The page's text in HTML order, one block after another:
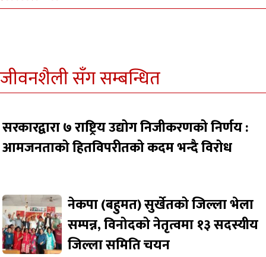
जीवनशैली सँग सम्बन्धित
सरकारद्वारा ७ राष्ट्रिय उद्योग निजीकरणको निर्णय :
आमजनताको हितविपरीतको कदम भन्दै विरोध
नेकपा (बहुमत) सुर्खेतको जिल्ला भेला
सम्पन्न, विनोदको नेतृत्वमा १३ सदस्यीय
जिल्ला समिति चयन